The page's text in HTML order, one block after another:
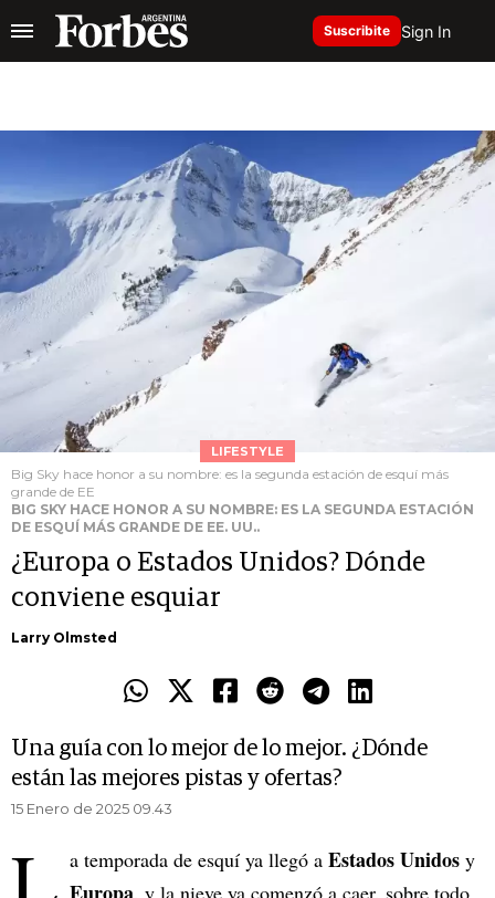
Suscribite Sign In
LIFESTYLE
Big Sky hace honor a su nombre: es la segunda estación de esquí más
grande de EE
BIG SKY HACE HONOR A SU NOMBRE: ES LA SEGUNDA ESTACIÓN
DE ESQUÍ MÁS GRANDE DE EE. UU..
¿Europa o Estados Unidos? Dónde
conviene esquiar
Larry Olmsted
Una guía con lo mejor de lo mejor. ¿Dónde
están las mejores pistas y ofertas?
15 Enero de 2025 09.43
a temporada de esquí ya llegó a Estados Unidos y
, y la nieve ya comenzó a caer, sobre todo